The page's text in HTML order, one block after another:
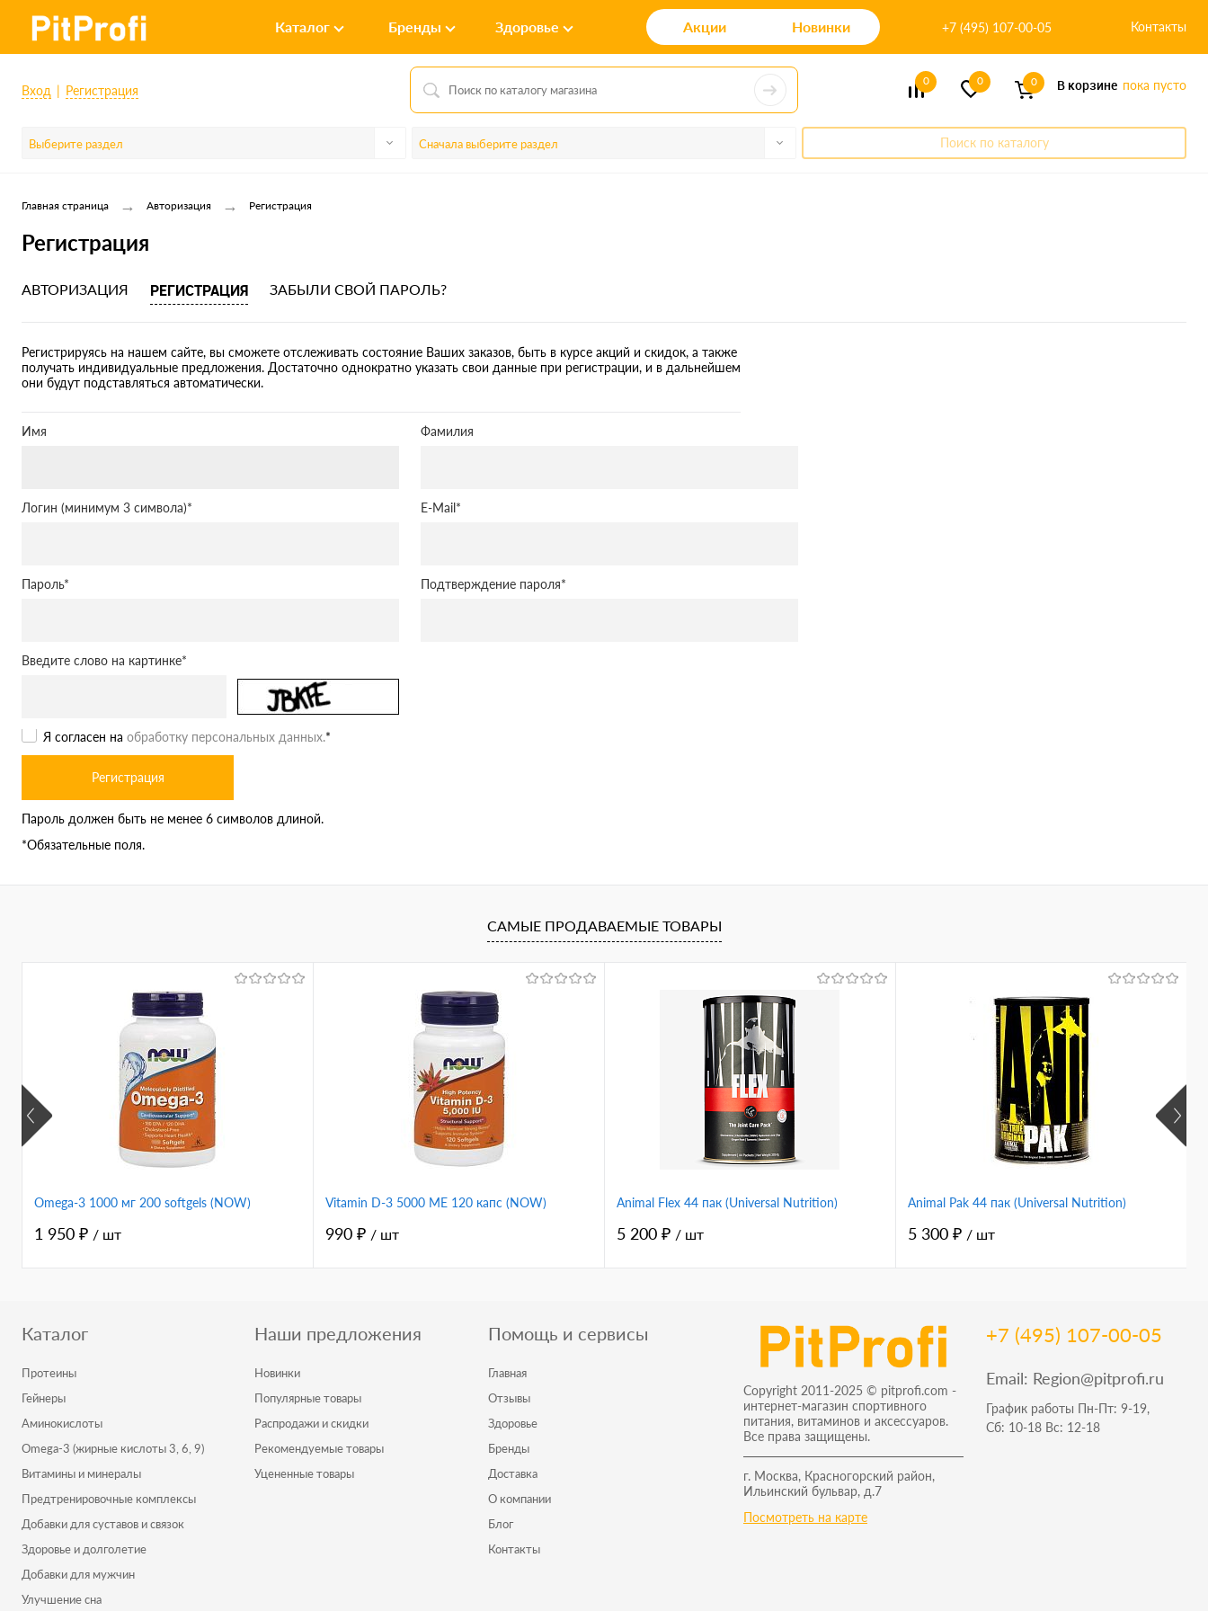
Каталог Бренды Здоровье Акции Новинки +7 (495) 107-00-05 Контакты
Вход Регистрация
0 0 0 В корзине пока пусто
Выберите раздел Сначала выберите раздел Поиск по каталогу
Главная страница → Авторизация → Регистрация
Регистрация
АВТОРИЗАЦИЯ РЕГИСТРАЦИЯ ЗАБЫЛИ СВОЙ ПАРОЛЬ?
Регистрируясь на нашем сайте, вы сможете отслеживать состояние Ваших заказов, быть в курсе акций и скидок, а также
получать индивидуальные предложения. Достаточно однократно указать свои данные при регистрации, и в дальнейшем
они будут подставляться автоматически.
Имя Фамилия
Логин (минимум 3 символа)* E-Mail*
Пароль* Подтверждение пароля*
Введите слово на картинке*
Я согласен на обработку персональных данных.*
Пароль должен быть не менее 6 символов длиной.
*Обязательные поля.
САМЫЕ ПРОДАВАЕМЫЕ ТОВАРЫ
Omega-3 1000 мг 200 softgels (NOW)
1 950 ₽ / шт
Vitamin D-3 5000 ME 120 капс (NOW)
990 ₽ / шт
Animal Flex 44 пак (Universal Nutrition)
5 200 ₽ / шт
Animal Pak 44 пак (Universal Nutrition)
5 300 ₽ / шт
Каталог
Протеины
Гейнеры
Аминокислоты
Omega-3 (жирные кислоты 3, 6, 9)
Витамины и минералы
Предтренировочные комплексы
Добавки для суставов и связок
Здоровье и долголетие
Добавки для мужчин
Улучшение сна
Наши предложения
Новинки
Популярные товары
Распродажи и скидки
Рекомендуемые товары
Уцененные товары
Помощь и сервисы
Главная
Отзывы
Здоровье
Бренды
Доставка
О компании
Блог
Контакты
Copyright 2011-2025 © pitprofi.com -
интернет-магазин спортивного
питания, витаминов и аксессуаров.
Все права защищены.
г. Москва, Красногорский район,
Ильинский бульвар, д.7
Посмотреть на карте
+7 (495) 107-00-05
Email: Region@pitprofi.ru
График работы Пн-Пт: 9-19,
Сб: 10-18 Вс: 12-18